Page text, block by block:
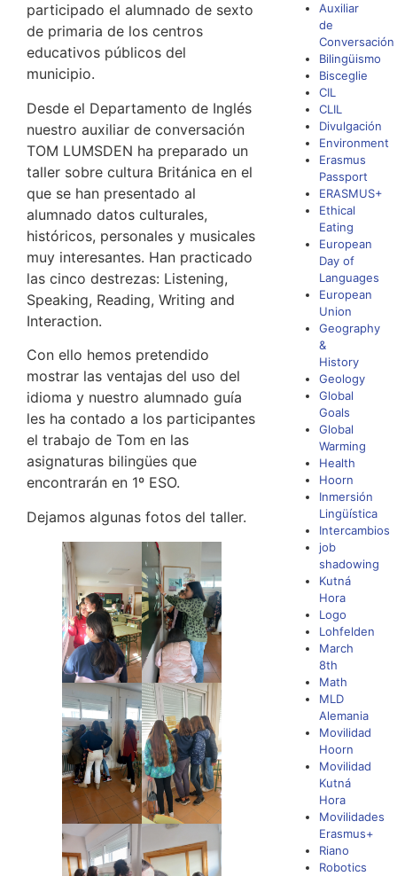
participado el alumnado de sexto
de primaria de los centros
educativos públicos del
municipio.
Desde el Departamento de Inglés
nuestro auxiliar de conversación
TOM LUMSDEN ha preparado un
taller sobre cultura Británica en el
que se han presentado al
alumnado datos culturales,
históricos, personales y musicales
muy interesantes. Han practicado
las cinco destrezas: Listening,
Speaking, Reading, Writing and
Interaction.
Con ello hemos pretendido
mostrar las ventajas del uso del
idioma y nuestro alumnado guía
les ha contado a los participantes
el trabajo de Tom en las
asignaturas bilingües que
encontrarán en 1º ESO.
Dejamos algunas fotos del taller.
Auxiliar
de
Conversación
Bilingüismo
Bisceglie
CIL
CLIL
Divulgación
Environment
Erasmus
Passport
ERASMUS+
Ethical
Eating
European
Day of
Languages
European
Union
Geography
&
History
Geology
Global
Goals
Global
Warming
Health
Hoorn
Inmersión
Lingüística
Intercambios
job
shadowing
Kutná
Hora
Logo
Lohfelden
March
8th
Math
MLD
Alemania
Movilidad
Hoorn
Movilidad
Kutná
Hora
Movilidades
Erasmus+
Riano
Robotics